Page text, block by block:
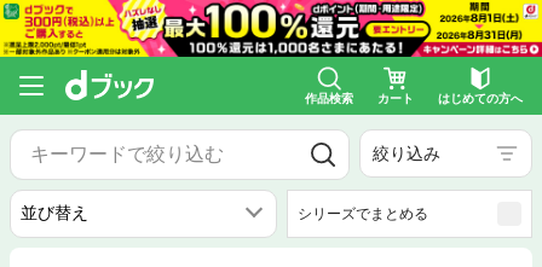
作品検索 カート はじめての方へ
絞り込み
シリーズでまとめる